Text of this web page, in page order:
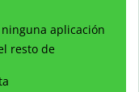
aplicación
resto de